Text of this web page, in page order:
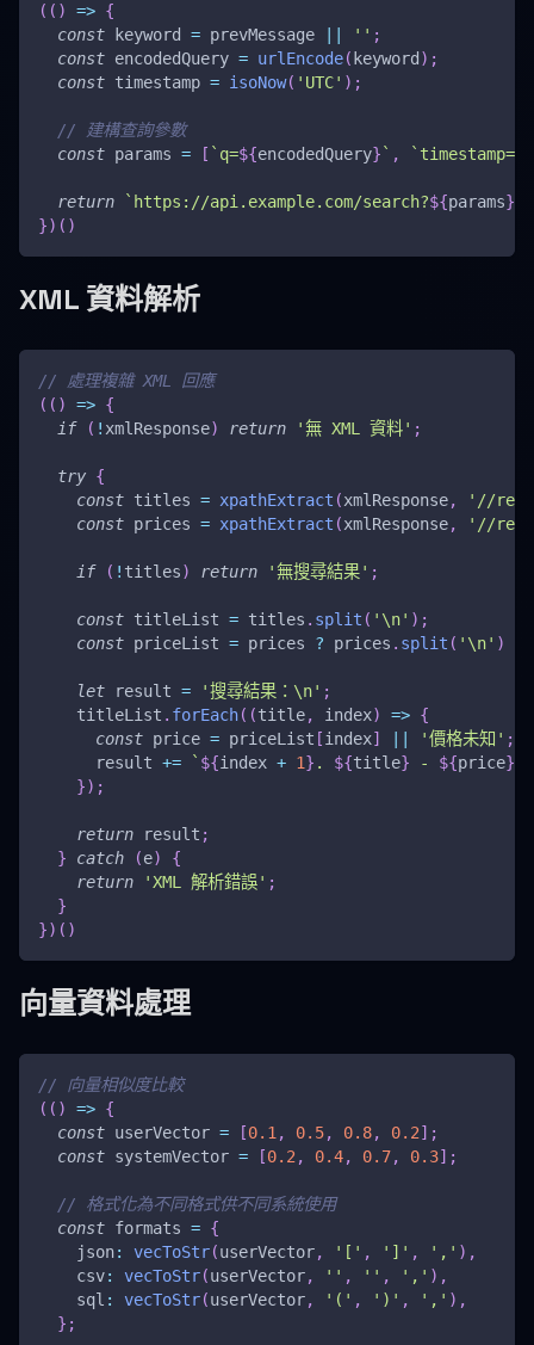
( ( ) => {
const keyword = prevMessage '' ;
const encodedQuery = urlEncode( keyword ) ;
const timestamp = isoNow( 'UTC' ) ;
// 建構查詢參數
const params = [ ` q=${encodedQuery} ` , ` timestamp=
return ` https://api.example.com/search?${params}
}) ( )
XML 資料解析
// 處理複雜 XML 回應
( ( ) => {
if
( ! xmlResponse) return '無 XML 資料' ;
try {
const titles = xpathExtract (xmlResponse,
'//
const prices = xpathExtract (xmlResponse, '//
if ( ! titles) return '無搜尋結果' ;
const titleList = titles . split ( '\n' ) ;
const priceList = prices ? prices . split ( '\n' )
let result = '搜尋結果：\n' ;
    titleList
. forEach( (title, index) => {
const price = priceList [index] '價格未知' ;
      result
+= ` ${index + 1} . ${title} - ${price}
}) ;
return result ;
}
catch (e)
{
return
'XML 解析錯誤' ;
}
}) ( )
向量資料處理
// 向量相似度比較
( ( ) => {
const userVector = [0.1 , 0.5, 0.8, 0.2] ;
const systemVector = [0.2 , 0.4, 0.7, 0.3] ;
// 格式化為不同格式供不同系統使用
const formats = {
json: vecToStr(userVector, '[' , ']' , ',' ) ,
csv: vecToStr(userVector, '' , '' , ',' ) ,
sql : vecToStr(userVector, '(' , ')' , ',' ) ,
} ;